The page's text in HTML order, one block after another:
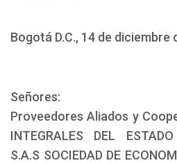
Bogotá D.C., 14 de diciembre
Señores:
Proveedores Aliados y
INTEGRALES DEL
S.A.S SOCIEDAD DE